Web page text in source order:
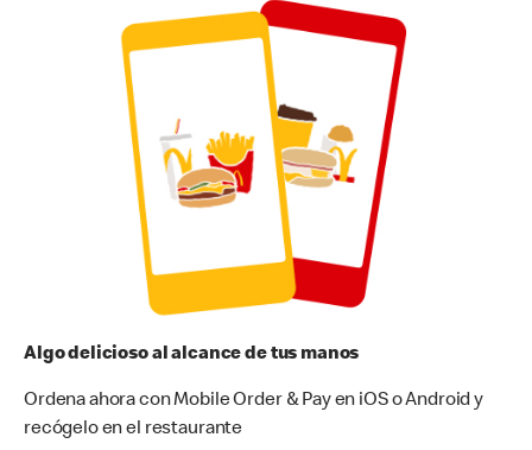
Algo delicioso al alcance de tus manos
Ordena ahora con Mobile Order & Pay en iOS o Android y
recógelo en el restaurante